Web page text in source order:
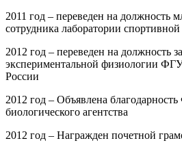
2011 год – переведен на должность
сотрудника лаборатории
2012 год – переведен на должность
экспериментальной физиологии
России
2012 год – Объявлена
биологического агентства
2012 год – Награжден почетной